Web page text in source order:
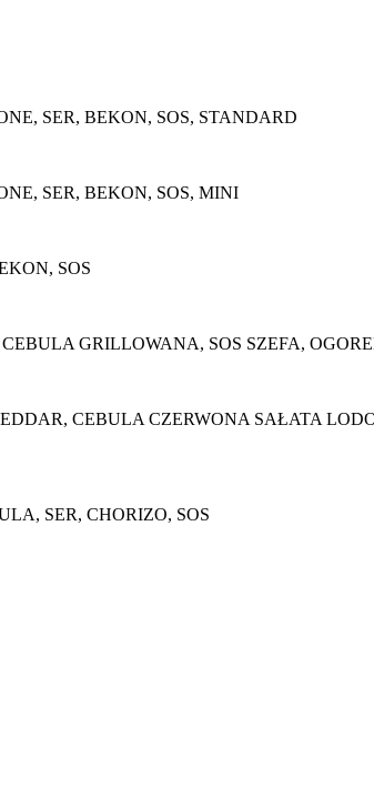
SER, BEKON, SOS, STANDARD
SER, BEKON, SOS, MINI
SOS
GRILLOWANA, SOS SZEFA,
CEBULA CZERWONA SAŁATA
SER, CHORIZO, SOS